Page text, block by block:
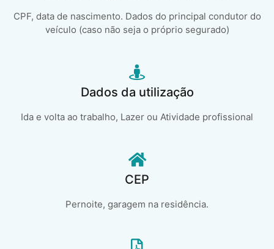
CPF, data de nascimento. Dados do principal condutor do
veículo (caso não seja o próprio segurado)
Dados da utilização
Ida e volta ao trabalho, Lazer ou Atividade profissional
CEP
Pernoite, garagem na residência.